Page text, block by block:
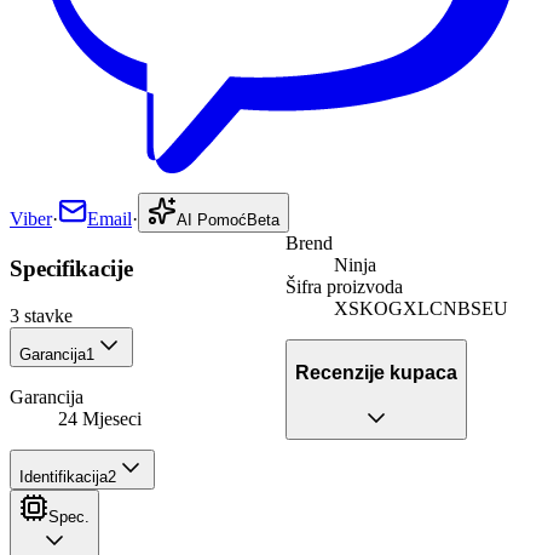
Viber· Email· AI Pomoć Beta
Specifikacije
3 stavke
Garancija1
Garancija
24 Mjeseci
Identifikacija2
Brend
Ninja
Šifra proizvoda
XSKOGXLCNBSEU
Recenzije kupaca
Spec.